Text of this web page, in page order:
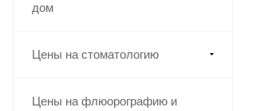
дом
Цены на стоматологию
Цены на флюорографию и